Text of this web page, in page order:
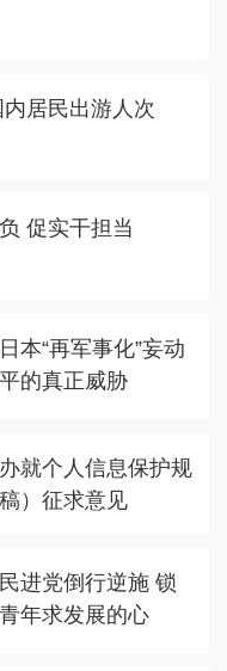
内居民出游人次
促实干担当
本“再军事化”妄动
的真正威胁
就个人信息保护规
）征求意见
进党倒行逆施 锁
年求发展的心